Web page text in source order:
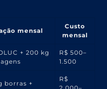
mensal
Custo
mensal
+ 200 kg
R$ 500–
1.500
borras +
R$